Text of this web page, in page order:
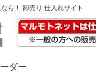
ら！ 卸売り 仕入れサイト
ダー